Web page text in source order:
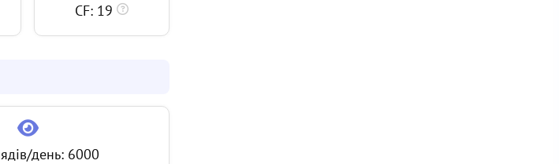
CF: 19
день: 6000